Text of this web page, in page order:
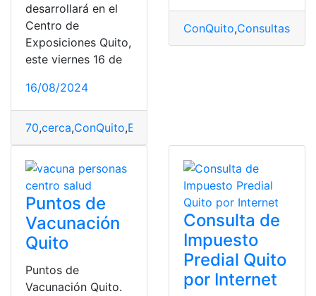
desarrollará en el
Centro de
Exposiciones Quito,
este viernes 16 de
16/08/2024
70,cerca,ConQuito,Empleo
ConQuito,Consultas
Puntos de
Vacunación
Quito
Puntos de
Vacunación Quito.
Consulta de
Impuesto
Predial Quito
por Internet